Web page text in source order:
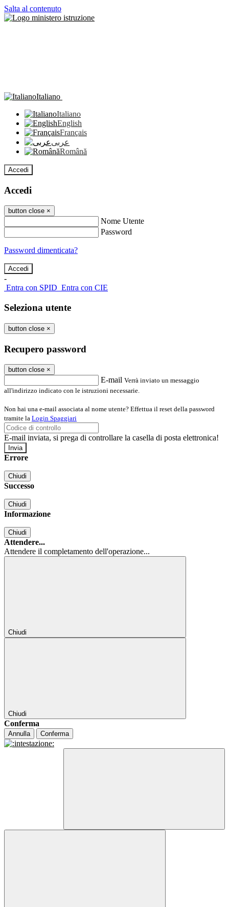
Salta al contenuto
Italiano
Italiano
English
Français
عربى
Română
Accedi
Accedi
button close ×
Nome Utente
Password
Password dimenticata?
-
Entra con SPID Entra con CIE
Seleziona utente
button close ×
Recupero password
button close ×
E-mail Verrà inviato un messaggio
all'indirizzo indicato con le istruzioni necessarie.
Non hai una e-mail associata al nome utente? Effettua il reset della password
tramite la Login Spaggiari
E-mail inviata, si prega di controllare la casella di posta elettronica!
Errore
Chiudi
Successo
Chiudi
Informazione
Chiudi
Attendere...
Attendere il completamento dell'operazione...
Chiudi
Chiudi
Conferma
Annulla Conferma